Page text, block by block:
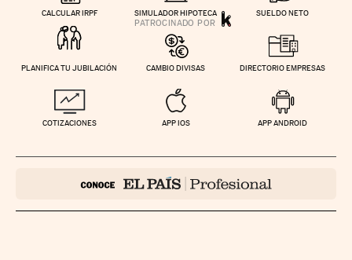
CALCULAR IRPF SIMULADOR HIPOTECA SUELDO NETO
PLANIFICA TU JUBILACIÓN CAMBIO DIVISAS DIRECTORIO EMPRESAS
COTIZACIONES APP IOS APP ANDROID